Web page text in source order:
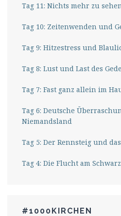
Tag 11: Nichts mehr zu
Tag 10: Zeitenwenden und
Tag 9: Hitzestress und
Tag 8: Lust und Last des
Tag 7: Fast ganz allein im
Tag 6: Deutsche
Niemandsland
Tag 5: Der Rennsteig und
Tag 4: Die Flucht am
#1000KIRCHEN